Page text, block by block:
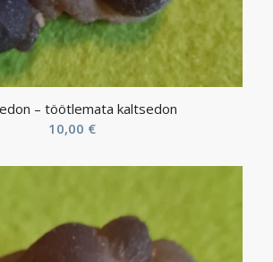
– töötlemata kaltsedon
10,00 €